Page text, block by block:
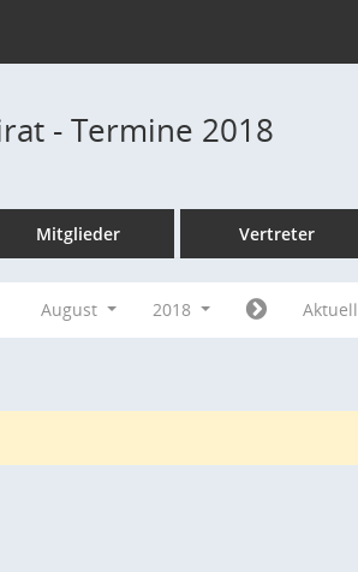
- Termine 2018
Mitglieder Vertreter
August 2018 Aktuell